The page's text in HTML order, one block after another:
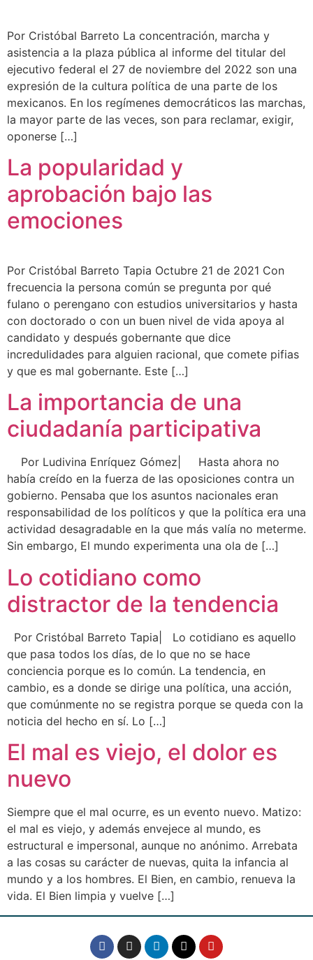
Por Cristóbal Barreto La concentración, marcha y
asistencia a la plaza pública al informe del titular del
ejecutivo federal el 27 de noviembre del 2022 son una
expresión de la cultura política de una parte de los
mexicanos. En los regímenes democráticos las marchas,
la mayor parte de las veces, son para reclamar, exigir,
oponerse […]
La popularidad y
aprobación bajo las
emociones
Por Cristóbal Barreto Tapia Octubre 21 de 2021 Con
frecuencia la persona común se pregunta por qué
fulano o perengano con estudios universitarios y hasta
con doctorado o con un buen nivel de vida apoya al
candidato y después gobernante que dice
incredulidades para alguien racional, que comete pifias
y que es mal gobernante. Este […]
La importancia de una
ciudadanía participativa
Por Ludivina Enríquez Gómez| Hasta ahora no
había creído en la fuerza de las oposiciones contra un
gobierno. Pensaba que los asuntos nacionales eran
responsabilidad de los políticos y que la política era una
actividad desagradable en la que más valía no meterme.
Sin embargo, El mundo experimenta una ola de […]
Lo cotidiano como
distractor de la tendencia
Por Cristóbal Barreto Tapia| Lo cotidiano es aquello
que pasa todos los días, de lo que no se hace
conciencia porque es lo común. La tendencia, en
cambio, es a donde se dirige una política, una acción,
que comúnmente no se registra porque se queda con la
noticia del hecho en sí. Lo […]
El mal es viejo, el dolor es
nuevo
Siempre que el mal ocurre, es un evento nuevo. Matizo:
el mal es viejo, y además envejece al mundo, es
estructural e impersonal, aunque no anónimo. Arrebata
a las cosas su carácter de nuevas, quita la infancia al
mundo y a los hombres. El Bien, en cambio, renueva la
vida. El Bien limpia y vuelve […]